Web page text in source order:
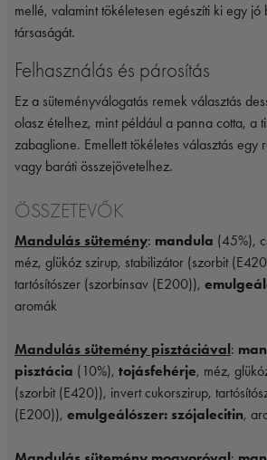
mellé, valamint tökéletesen egészíti ki egy
társaságát.
Felhasználás és párosítás
Ez a süteményválogatás remek választás
olasz ételhez, mint például a panna cotta, a
zabaglione. Emellett tökéletes választás egy
vagy baráti összejövetelhez.
ÖSSZETEVŐK
Mandulás sütemény: mandula (45%),
méz, glükóz szirup, stabilizátor (szorbit
tartósítószer (szorbinsav (E200)),
aromák
Mandulás sütemény pisztáciával:
pisztácia (10%), tojásfehérje, méz,
(szorbit (E420)), invert cukorszirup,
(E200)), emulgeálószer: szójalecitin,